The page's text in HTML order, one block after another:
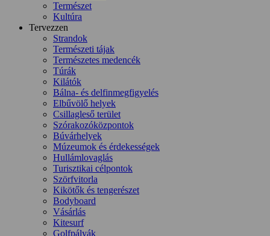
Természet
Kultúra
Tervezzen
Strandok
Természeti tájak
Természetes medencék
Túrák
Kilátók
Bálna- és delfinmegfigyelés
Elbűvölő helyek
Csillagleső terület
Szórakozóközpontok
Búvárhelyek
Múzeumok és érdekességek
Hullámlovaglás
Turisztikai célpontok
Szörfvitorla
Kikötők és tengerészet
Bodyboard
Vásárlás
Kitesurf
Golfpályák